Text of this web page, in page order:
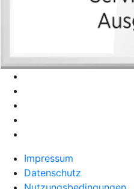
Impressum
Datenschutz